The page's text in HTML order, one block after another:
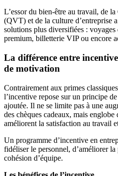
L’essor du bien-être au travail, de
(QVT) et de la culture d’entreprise
solutions plus diversifiées :
premium, billetterie VIP ou encore
La différence entre
de motivation
Contrairement aux primes
l’incentive repose sur un principe
ajoutée. Il ne se limite pas à une
des chèques cadeaux, mais englobe
améliorent la satisfaction au travail
Un programme d’incentive en
fidéliser le personnel, d’améliorer
cohésion d’équipe.